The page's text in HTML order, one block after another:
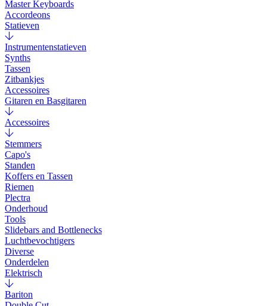
Master Keyboards
Accordeons
Statieven
Instrumentenstatieven
Synths
Tassen
Zitbankjes
Accessoires
Gitaren en Basgitaren
Accessoires
Stemmers
Capo's
Standen
Koffers en Tassen
Riemen
Plectra
Onderhoud
Tools
Slidebars and Bottlenecks
Luchtbevochtigers
Diverse
Onderdelen
Elektrisch
Bariton